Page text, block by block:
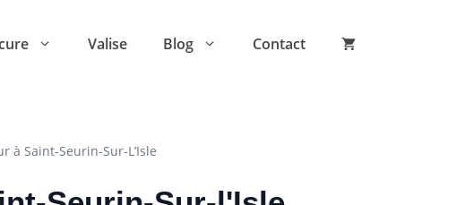
Valise Blog Contact
à Saint-Seurin-Sur-L’Isle